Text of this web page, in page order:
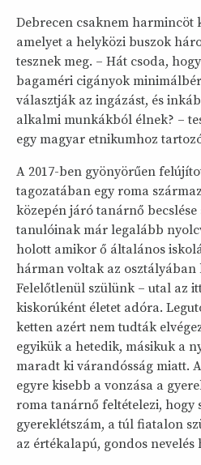
Debrecen csaknem harmincöt
amelyet a helyközi buszok
tesznek meg. – Hát csoda,
bagaméri cigányok
választják az ingázást, és
alkalmi munkákból élnek? –
egy magyar etnikumhoz
A 2017-ben gyönyörűen
tagozatában egy roma
közepén járó tanárnő
tanulóinak már legalább
holott amikor ő általános
hárman voltak az osztályában
Felelőtlenül szülünk – utal az
kiskorúként életet adóra.
ketten azért nem tudták
egyikük a hetedik, másikuk a
maradt ki várandósság miatt.
egyre kisebb a vonzása a
roma tanárnő feltételezi, hogy
gyereklétszám, a túl fiatalon
az értékalapú, gondos nevelés